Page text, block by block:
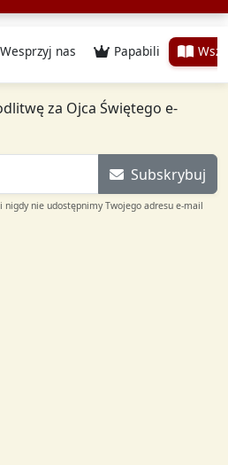
Wesprzyj nas Papabili
za Ojca Świętego e-
Subskrybuj
nigdy nie udostępnimy Twojego adresu e-mail